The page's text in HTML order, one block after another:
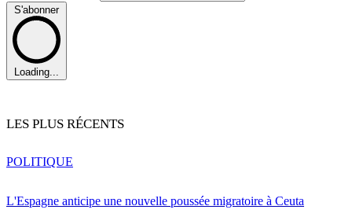
S'abonner
Loading...
LES PLUS RÉCENTS
L'Espagne anticipe une nouvelle poussée migratoire à Ceuta
POLITIQUE